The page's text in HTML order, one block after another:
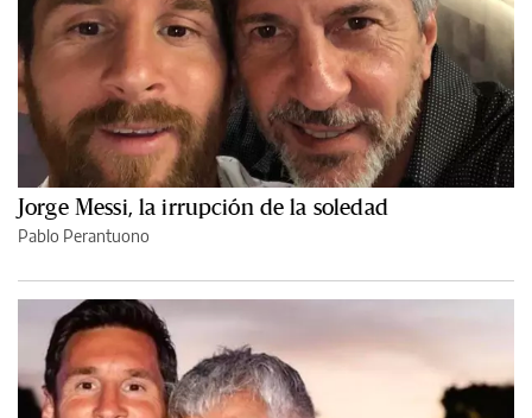
Jorge Messi, la irrupción de la soledad
Pablo Perantuono